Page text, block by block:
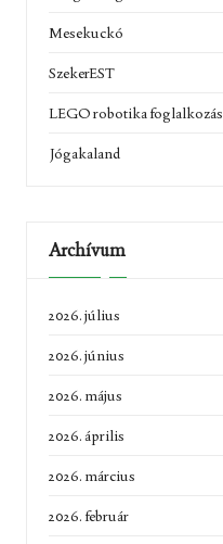
Mesekuckó
SzekerEST
LEGO robotika foglalkozás
Jógakaland
Archívum
2026. július
2026. június
2026. május
2026. április
2026. március
2026. február